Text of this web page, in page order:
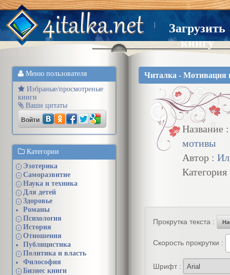
Загрузить
книгу
Меню пользователя
Избраные/просмотреные
книги
Ваши цитаты
Войти
Категории
+ Эзотерика
+ Саморазвитие
+ Наука и техника
+ Для детей
+
Здоровье
Романы
+ Психология
+ История
+
Отношения
Публицистика
+
Политика и власть
Философия
+
Бизнес книги
Читалка - Мотивация
Название
мотивы
Автор :
Прокрутка текста :
Скорость прокрутки :
Шрифт :